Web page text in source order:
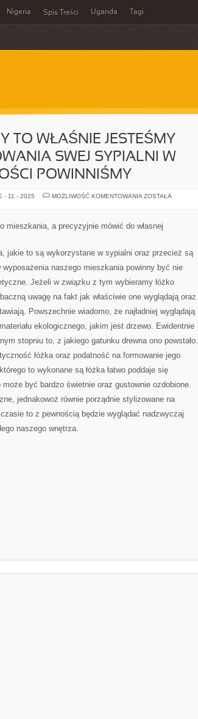
Nigeria Spis Treści Uganda Tagi
TO WŁAŚNIE JESTEŚMY
SWEJ SYPIALNI W
POWINNIŚMY
- 11 - 2025 MOŻLIWOŚĆ KOMENTOWANIA W
WŁAŚNIE
JESTEŚMY
ARANŻOWANIA
SWEJ
W
KOLEJNOŚCI
ZOSTAŁA
mieszkania, a precyzyjnie mówić do własnej
jakie to są wykorzystane w sypialni oraz przecież są
naszego mieszkania powinny być nie
Jeżeli w związku z tym wybieramy łóżko
uwagę na fakt jak właściwie one wyglądają oraz
Powszechnie wiadomo, że najładniej wyglądają
ekologicznego, jakim jest drzewo. Ewidentnie
stopniu to, z jakiego gatunku drewna ono powstało.
łóżka oraz podatność na formowanie jego
to wykonane są łóżka łatwo poddaje się
być bardzo świetnie oraz gustownie ozdobione.
jednakowoż równie porządnie stylizowane na
to z pewnością będzie wyglądać nadzwyczaj
naszego wnętrza.